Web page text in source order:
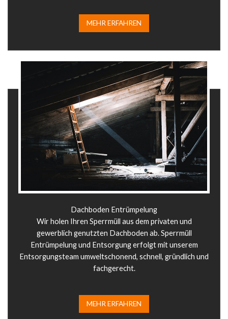
MEHR ERFAHREN​
Dachboden Entrümpelung
Wir holen Ihren Sperrmüll aus dem privaten und
gewerblich genutzten Dachboden ab. Sperrmüll
Entrümpelung und Entsorgung erfolgt mit unserem
Entsorgungsteam umweltschonend, schnell, gründlich und
fachgerecht.
MEHR ERFAHREN​